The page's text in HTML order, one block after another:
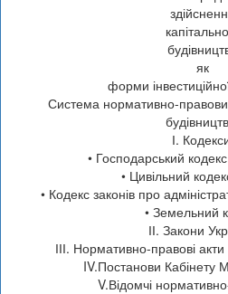
як
форми
Система нормативно-
І.
• Господарський
• Цивільний
• Кодекс законів про
• Земельний
ІІ. Закони
ІІІ. Нормативно-правові
IV.Постанови Кабінету
V.Відомчі